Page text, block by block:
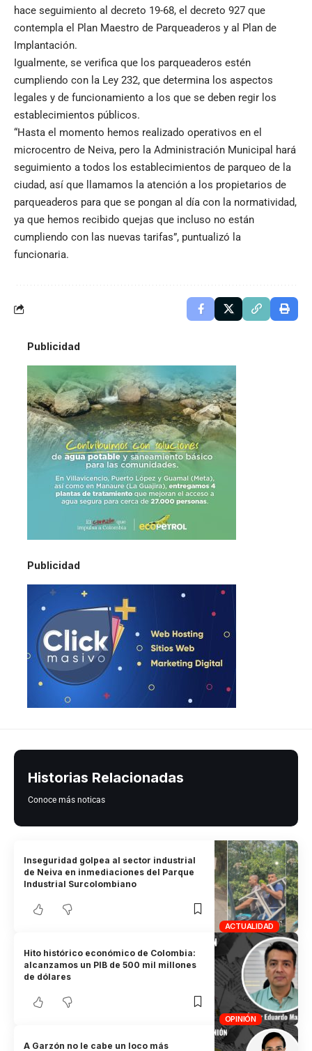
hace seguimiento al decreto 19-68, el decreto 927 que
contempla el Plan Maestro de Parqueaderos y al Plan de
Implantación.
Igualmente, se verifica que los parqueaderos estén
cumpliendo con la Ley 232, que determina los aspectos
legales y de funcionamiento a los que se deben regir los
establecimientos públicos.
“Hasta el momento hemos realizado operativos en el
microcentro de Neiva, pero la Administración Municipal hará
seguimiento a todos los establecimientos de parqueo de la
ciudad, así que llamamos la atención a los propietarios de
parqueaderos para que se pongan al día con la normatividad,
ya que hemos recibido quejas que incluso no están
cumpliendo con las nuevas tarifas”, puntualizó la
funcionaria.
Publicidad
Publicidad
Historias Relacionadas
Conoce más noticas
ACTUALIDAD
Inseguridad golpea al sector industrial
de Neiva en inmediaciones del Parque
Industrial Surcolombiano
OPINIÓN
Hito histórico económico de Colombia:
alcanzamos un PIB de 500 mil millones
de dólares
A Garzón no le cabe un loco más